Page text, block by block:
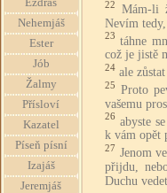
Ezdráš
Nehemjáš
Ester
Jób
Žalmy
Přísloví
Kazatel
Píseň písní
Izajáš
Jeremjáš
22
Mám-li
Nevím
23 táhne
což je jistě
24 ale
25 Proto
vašemu
26 abyste
k vám opět
27 Jenom
přijdu,
Duchu